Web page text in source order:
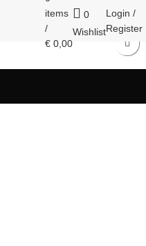
items
/
€ 0,00
0
Wishlist
Login /
Register